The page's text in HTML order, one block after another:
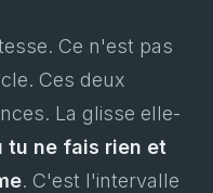
Ce n'est pas
Ces deux
La glisse elle-
tu ne fais rien et
. C'est l'intervalle